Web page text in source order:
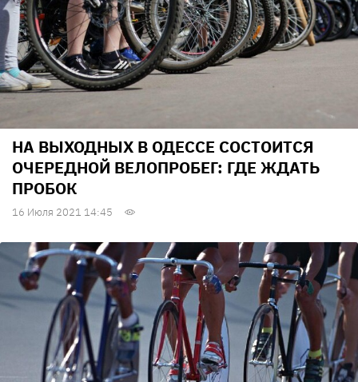
НА ВЫХОДНЫХ В ОДЕССЕ СОСТОИТСЯ
ОЧЕРЕДНОЙ ВЕЛОПРОБЕГ: ГДЕ ЖДАТЬ
ПРОБОК
16 Июля 2021 14:45